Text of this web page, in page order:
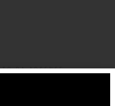
DA ADSENSE